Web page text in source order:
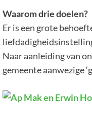
Waarom drie doelen?
Er is een grote
Naar aanleiding van
gemeente aanwezige